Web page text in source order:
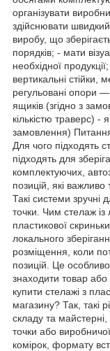
організувати
здійснювати
виробу, що
порядків; - мати
необхідної
вертикальні
регульовані опори
ящиків (згідно з
кількістю траверс) -
замовлення)
Для чого підходять
підходять для
комплектуючих,
позицій, які
Такі системи зручні
точки. Чим стелаж із
пластикової
локального
розміщення, коли
позицій. Це
знаходити товар
купити стелажі з
магазину? Так, такі
складу та майстерні,
точки або виробничої
комірок, формату